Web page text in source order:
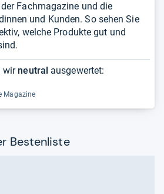
und
Fachmagazine und die
und Kunden. So sehen Sie
welche Produkte gut und
wir neutral ausgewertet:
Magazine
Bestenliste